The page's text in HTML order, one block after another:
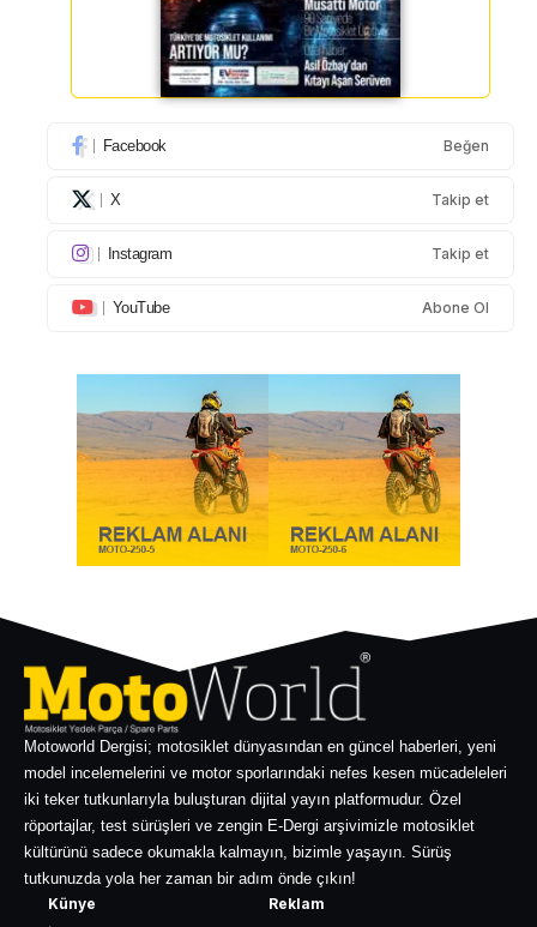
Facebook Beğen
X Takip et
Instagram Takip et
YouTube Abone Ol
Motoworld Dergisi; motosiklet dünyasından en güncel haberleri, yeni
model incelemelerini ve motor sporlarındaki nefes kesen mücadeleleri
iki teker tutkunlarıyla buluşturan dijital yayın platformudur. Özel
röportajlar, test sürüşleri ve zengin E-Dergi arşivimizle motosiklet
kültürünü sadece okumakla kalmayın, bizimle yaşayın. Sürüş
tutkunuzda yola her zaman bir adım önde çıkın!
Künye
Reklam